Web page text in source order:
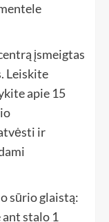
įsmeigtas
Leiskite
apie 15
ir
sūrio glaistą:
stalo 1